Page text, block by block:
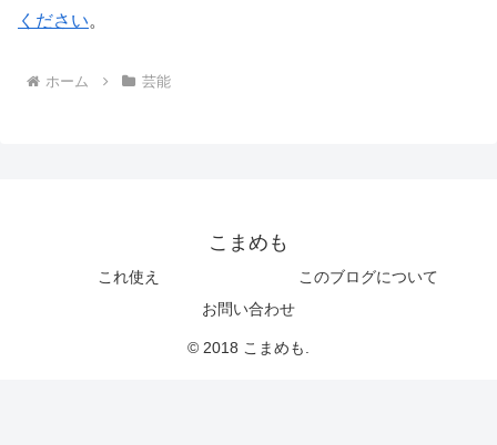
ください。
ホーム 芸能
こまめも
これ使え
このブログについて
お問い合わせ
© 2018 こまめも.